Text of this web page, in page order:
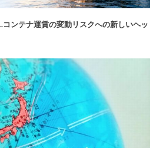
ンテナ運賃の変動リスクへの新しいヘッ